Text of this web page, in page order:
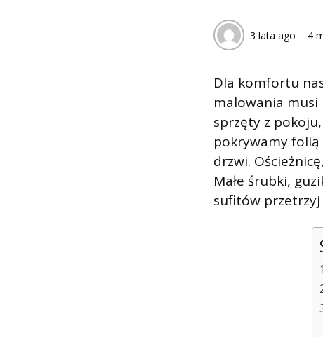
3 lata ago 4
Dla komfortu
malowania
sprzęty z
pokrywamy folią
drzwi.
Małe śrubki,
sufitów przetrzyj